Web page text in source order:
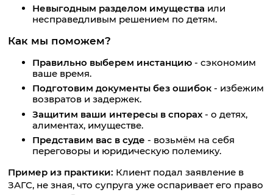
Невыгодным разделом имущества или
несправедливым решением по детям.
Как мы поможем?
Правильно выберем инстанцию - сэкономим
ваше время.
Подготовим документы без ошибок - избежим
возвратов и задержек.
Защитим ваши интересы в спорах - о детях,
алиментах, имуществе.
Представим вас в суде - возьмём на себя
переговоры и юридическую полемику.
Пример из практики: Клиент подал заявление в
ЗАГС, не зная, что супруга уже оспаривает его право